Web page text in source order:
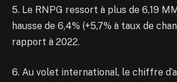
5. Le RNPG ressort à plus de 6,19
hausse de 6,4% (+5,7% à taux de
rapport à 2022.
6. Au volet international, le chiffre